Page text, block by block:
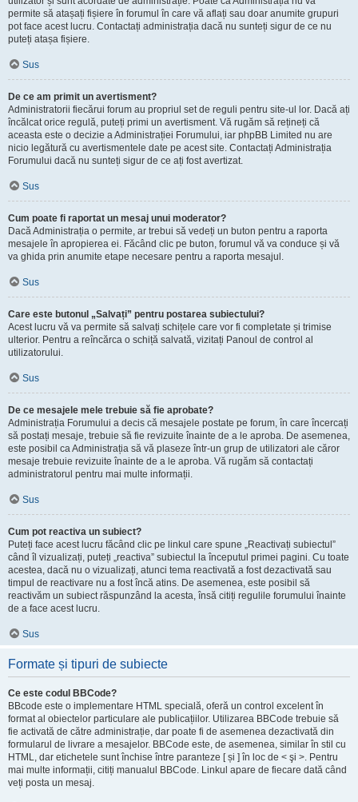
permite să atașați fișiere în forumul în care vă aflați sau doar anumite grupuri
pot face acest lucru. Contactați administrația dacă nu sunteți sigur de ce nu
puteți atașa fișiere.
Sus
De ce am primit un avertisment?
Administratorii fiecărui forum au propriul set de reguli pentru site-ul lor. Dacă ați
încălcat orice regulă, puteți primi un avertisment. Vă rugăm să rețineți că
aceasta este o decizie a Administrației Forumului, iar phpBB Limited nu are
nicio legătură cu avertismentele date pe acest site. Contactați Administrația
Forumului dacă nu sunteți sigur de ce ați fost avertizat.
Sus
Cum poate fi raportat un mesaj unui moderator?
Dacă Administrația o permite, ar trebui să vedeți un buton pentru a raporta
mesajele în apropierea ei. Făcând clic pe buton, forumul vă va conduce și vă
va ghida prin anumite etape necesare pentru a raporta mesajul.
Sus
Care este butonul „Salvați” pentru postarea subiectului?
Acest lucru vă va permite să salvați schițele care vor fi completate și trimise
ulterior. Pentru a reîncărca o schiță salvată, vizitați Panoul de control al
utilizatorului.
Sus
De ce mesajele mele trebuie să fie aprobate?
Administrația Forumului a decis că mesajele postate pe forum, în care încercați
să postați mesaje, trebuie să fie revizuite înainte de a le aproba. De asemenea,
este posibil ca Administrația să vă plaseze într-un grup de utilizatori ale căror
mesaje trebuie revizuite înainte de a le aproba. Vă rugăm să contactați
administratorul pentru mai multe informații.
Sus
Cum pot reactiva un subiect?
Puteți face acest lucru făcând clic pe linkul care spune „Reactivați subiectul”
când îl vizualizați, puteți „reactiva” subiectul la începutul primei pagini. Cu toate
acestea, dacă nu o vizualizați, atunci tema reactivată a fost dezactivată sau
timpul de reactivare nu a fost încă atins. De asemenea, este posibil să
reactivăm un subiect răspunzând la acesta, însă citiți regulile forumului înainte
de a face acest lucru.
Sus
Formate și tipuri de subiecte
Ce este codul BBCode?
BBcode este o implementare HTML specială, oferă un control excelent în
format al obiectelor particulare ale publicațiilor. Utilizarea BBCode trebuie să
fie activată de către administrație, dar poate fi de asemenea dezactivată din
formularul de livrare a mesajelor. BBCode este, de asemenea, similar în stil cu
HTML, dar etichetele sunt închise între paranteze [ și ] în loc de < şi >. Pentru
mai multe informații, citiți manualul BBCode. Linkul apare de fiecare dată când
veți posta un mesaj.